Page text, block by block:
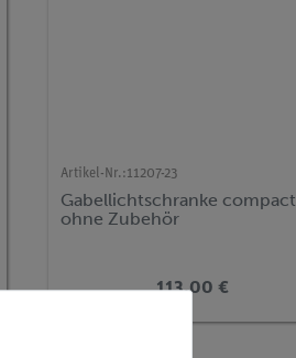
Artikel-Nr.:11207-23
Gabellichtschranke compact
ohne Zubehör
113,00 €